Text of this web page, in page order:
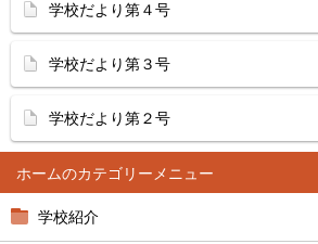
ホーム
学校紹介
学校だより第４号
学校だより第３号
学校だより第２号